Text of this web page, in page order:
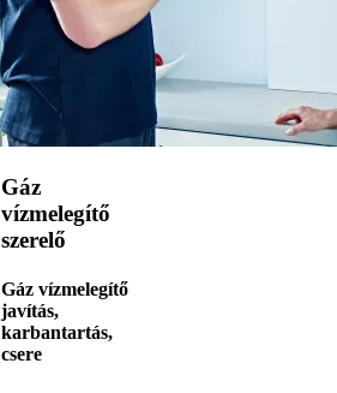
Gáz
vízmelegítő
szerelő
Gáz vízmelegítő
javítás,
karbantartás,
csere